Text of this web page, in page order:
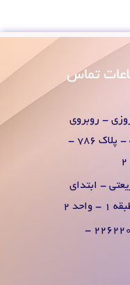
تماس
- روبروی
پمپ بنزین سه راه سلیمانیه - پلاک 786 -
- ابتدای
۲۲۶۲۲۰۴0 -